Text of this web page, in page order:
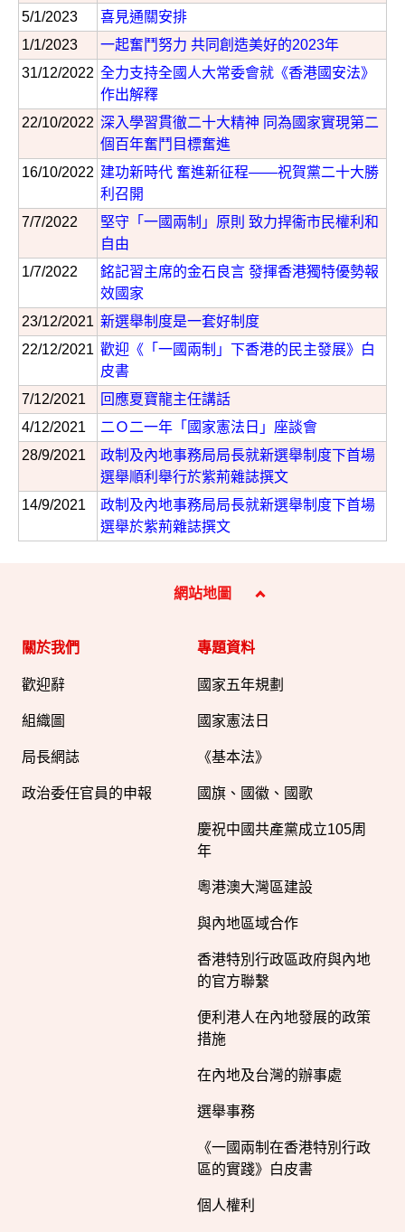
5/1/2023
喜見通關安排
1/1/2023
一起奮鬥努力 共同創造美好的2023年
31/12/2022 全力支持全國人大常委會就《香港國安法》
作出解釋
22/10/2022 深入學習貫徹二十大精神 同為國家實現第二
個百年奮鬥目標奮進
16/10/2022 建功新時代 奮進新征程——祝賀黨二十大勝
利召開
7/7/2022
堅守「一國兩制」原則 致力捍衞市民權利和
自由
1/7/2022
銘記習主席的金石良言 發揮香港獨特優勢報
效國家
23/12/2021 新選舉制度是一套好制度
22/12/2021 歡迎《「一國兩制」下香港的民主發展》白
皮書
7/12/2021
回應夏寶龍主任講話
4/12/2021
二Ｏ二一年「國家憲法日」座談會
28/9/2021
政制及內地事務局局長就新選舉制度下首場
選舉順利舉行於紫荊雜誌撰文
14/9/2021
政制及內地事務局局長就新選舉制度下首場
選舉於紫荊雜誌撰文
網站地圖
關於我們
歡迎辭
組織圖​
局長網誌
政治委任官員的申報
專題資料
國家五年規劃
國家憲法日
《基本法》
國旗、國徽、國歌
慶祝中國共產黨成立105周
年
粵港澳大灣區建設
與內地區域合作
香港特別行政區政府與內地
的官方聯繫
便利港人在內地發展的政策
措施
在內地及台灣的辦事處
選舉事務
《一國兩制在香港特別行政
區的實踐》白皮書
個人權利